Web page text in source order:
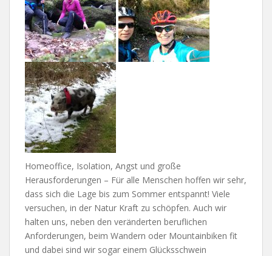
Homeoffice, Isolation, Angst und große
Herausforderungen – Für alle Menschen hoffen wir sehr,
dass sich die Lage bis zum Sommer entspannt! Viele
versuchen, in der Natur Kraft zu schöpfen. Auch wir
halten uns, neben den veränderten beruflichen
Anforderungen, beim Wandern oder Mountainbiken fit
und dabei sind wir sogar einem Glücksschwein